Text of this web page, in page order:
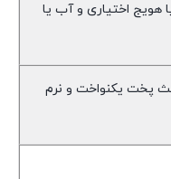
هویج اختیاری و آب یا
پخت یکنواخت و نرم